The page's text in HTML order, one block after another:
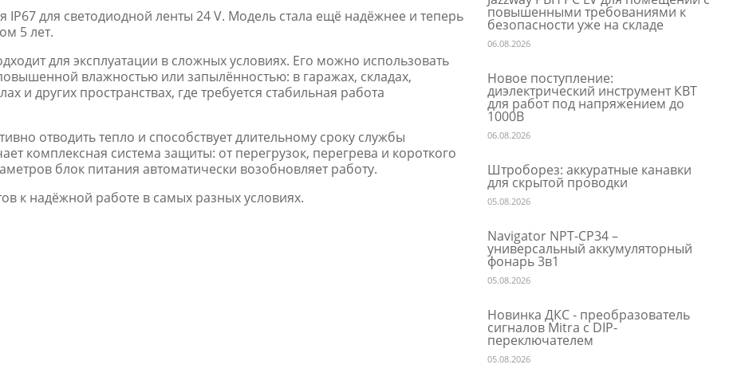
IP67 для светодиодной ленты 24 V. Модель стала ещё надёжнее и теперь
5 лет.
для эксплуатации в сложных условиях. Его можно использовать
влажностью или запылённостью: в гаражах, складах,
и других пространствах, где требуется стабильная работа
отводить тепло и способствует длительному сроку службы
комплексная система защиты: от перегрузок, перегрева и короткого
блок питания автоматически возобновляет работу.
к надёжной работе в самых разных условиях.
повышенными требованиями к
безопасности уже на складе
06.08.2026
Новое поступление:
диэлектрический инструмент КВТ
для работ под напряжением до
1000В
06.08.2026
Штроборез: аккуратные канавки
для скрытой проводки
05.08.2026
Navigator NPT-CP34 –
универсальный аккумуляторный
фонарь 3в1
05.08.2026
Новинка ДКС - преобразователь
сигналов Mitra с DIP-
переключателем
05.08.2026